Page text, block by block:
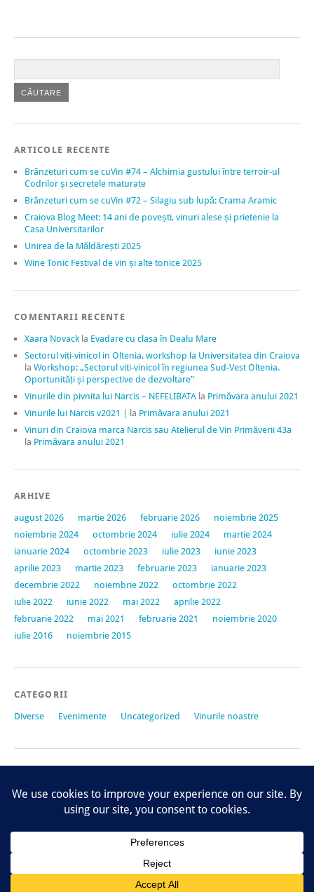
ARTICOLE RECENTE
Brânzeturi cum se cuVin #74 – Alchimia gustului între terroir-ul
Codrilor și secretele maturate
Brânzeturi cum se cuVin #72 – Silagiu sub lupă: Crama Aramic
Craiova Blog Meet: 14 ani de povești, vinuri alese și prietenie la
Casa Universitarilor
Unirea de la Măldărești 2025
Wine Tonic Festival de vin și alte tonice 2025
COMENTARII RECENTE
Xaara Novack la Evadare cu clasa în Dealu Mare
Sectorul viti-vinicol in Oltenia, workshop la Universitatea din Craiova
la Workshop: „Sectorul viti-vinicol în regiunea Sud-Vest Oltenia.
Oportunități și perspective de dezvoltare”
Vinurile din pivnita lui Narcis – NEFELIBATA la Primăvara anului 2021
Vinurile lui Narcis v2021 | la Primăvara anului 2021
Vinuri din Craiova marca Narcis sau Atelierul de Vin Primăverii 43a
la Primăvara anului 2021
ARHIVE
august 2026 martie 2026 februarie 2026
noiembrie 2025
noiembrie 2024
octombrie 2024 iulie 2024
martie 2024
ianuarie 2024
octombrie 2023 iulie 2023
iunie 2023
aprilie 2023
martie 2023 februarie 2023
ianuarie 2023
decembrie 2022
noiembrie 2022
octombrie 2022
iulie 2022
iunie 2022 mai 2022
aprilie 2022
februarie 2022
mai 2021 februarie 2021
noiembrie 2020
iulie 2016
noiembrie 2015
CATEGORII
Diverse Evenimente Uncategorized Vinurile noastre
Autentificare Flux intrări Flux comentarii WordPress.org
WordPress Temă: Yoko de